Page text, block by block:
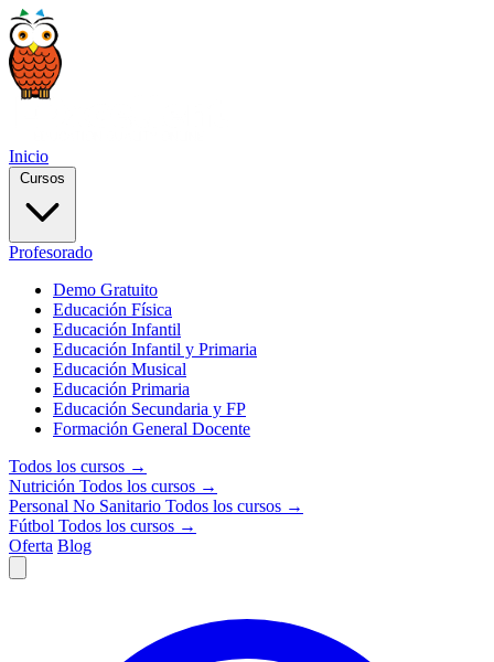
Inicio
Cursos
Profesorado
Demo Gratuito
Educación Física
Educación Infantil
Educación Infantil y Primaria
Educación Musical
Educación Primaria
Educación Secundaria y FP
Formación General Docente
Todos los cursos →
Nutrición Todos los cursos →
Personal No Sanitario Todos los cursos →
Fútbol Todos los cursos →
Oferta Blog